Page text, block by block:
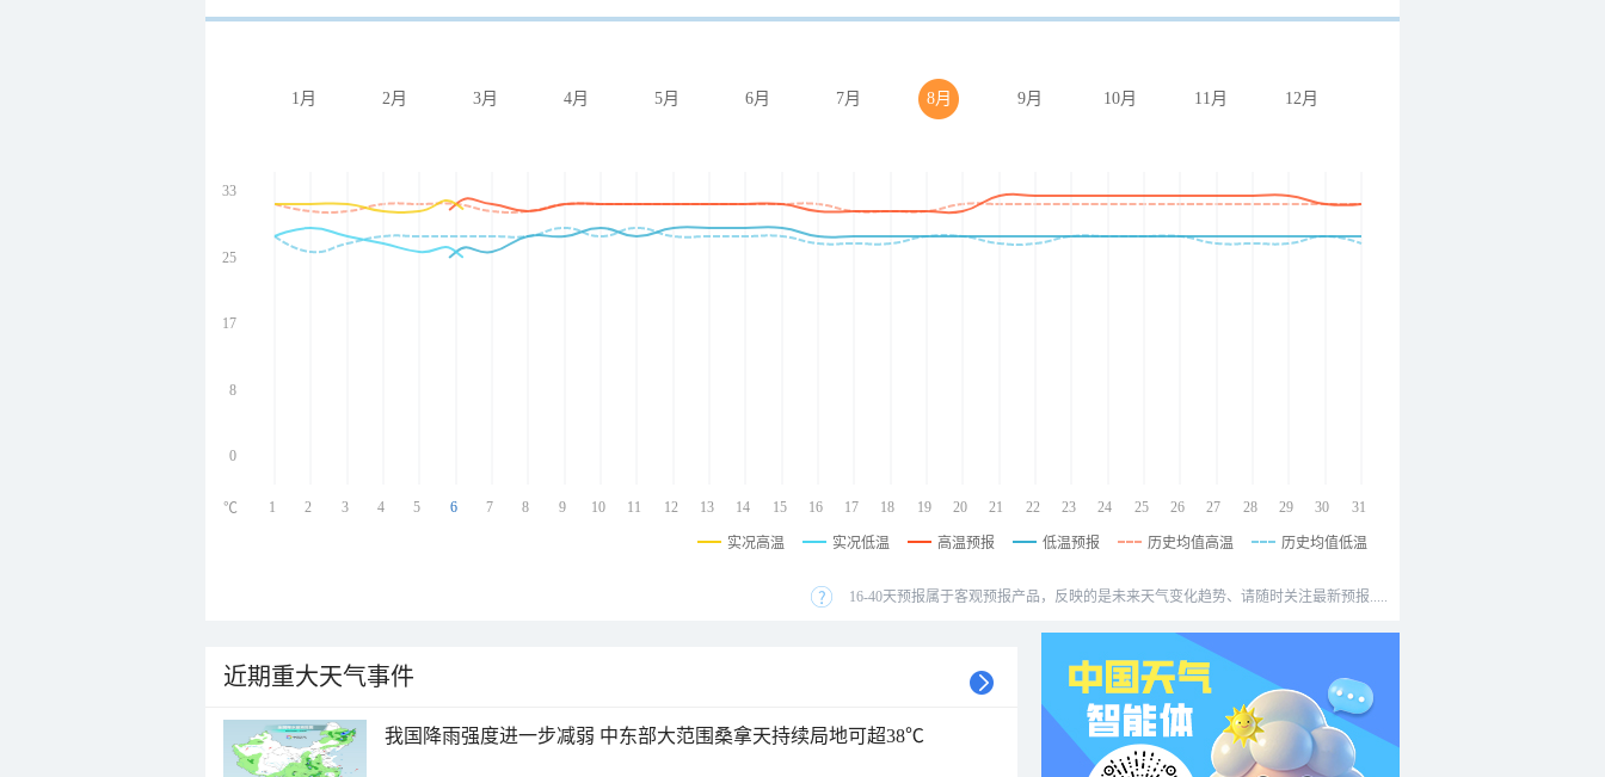
1月 2月 3月 4月 5月 6月 7月 8月 9月 10月 11月 12月
33
25
17
8
0
1 2 3 4 5 6 7 8 9 10 11 12 13 14 15 16 17 18 19 20 21 22 23 24 25 26 27 28 29 30 31
℃
实况高温 实况低温 高温预报 低温预报 历史均值高温 历史均值低温
16-40天预报属于客观预报产品，反映的是未来天气变化趋势、请随时关注最新预报.....
近期重大天气事件
我国降雨强度进一步减弱 中东部大范围桑拿天持续局地可超38℃